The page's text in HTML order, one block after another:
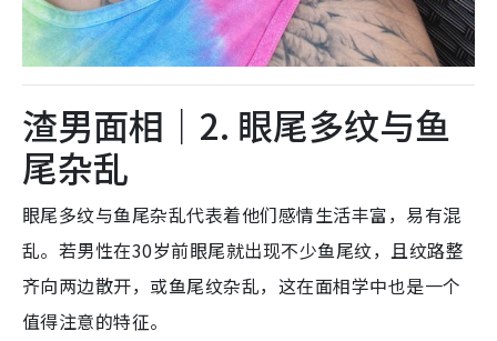
渣男面相｜2. 眼尾多纹与鱼
尾杂乱
眼尾多纹与鱼尾杂乱代表着他们感情生活丰富，易有混
乱。 若男性在30岁前眼尾就出现不少鱼尾纹，且纹路整
齐向两边散开，或鱼尾纹杂乱，这在面相学中也是一个
值得注意的特征。